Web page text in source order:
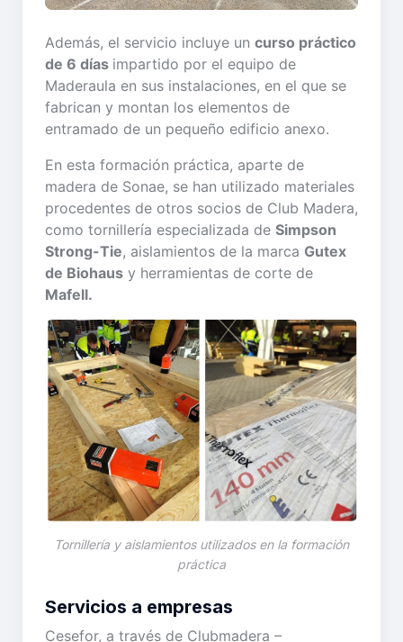
Además, el servicio incluye un curso práctico
de 6 días impartido por el equipo de
Maderaula en sus instalaciones, en el que se
fabrican y montan los elementos de
entramado de un pequeño edificio anexo.
En esta formación práctica, aparte de
madera de Sonae, se han utilizado materiales
procedentes de otros socios de Club Madera,
como tornillería especializada de Simpson
Strong-Tie, aislamientos de la marca Gutex
de Biohaus y herramientas de corte de
Mafell.
Tornillería y aislamientos utilizados en la formación
práctica
Servicios a empresas
Cesefor, a través de Clubmadera –